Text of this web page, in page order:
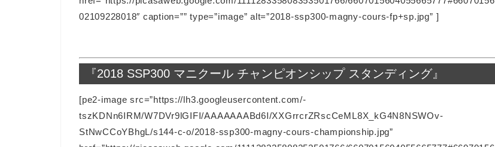
02109228018″ caption=”” type=”image” alt=”2018-ssp300-magny-cours-fp+sp.jpg” ]
『2018 SSP300 マニクール チャンピオンシップ スタンディング』
[pe2-image src=”https://lh3.googleusercontent.com/-
tszKDNn6IRM/W7DVr9lGIFI/AAAAAAABd6I/XXGrrcrZRscCeML8X_kG4N8NSWOv-
StNwCCoYBhgL/s144-c-o/2018-ssp300-magny-cours-championship.jpg”